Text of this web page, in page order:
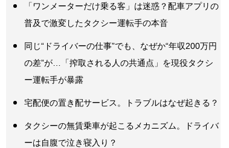
「ワンメーターだけ乗る客」は迷惑？配車アプリの
普及で激変したタクシー運転手の本音
同じ“ドライバーの仕事”でも、なぜか“年収200万円
の差”が…「搾取される人の共通点」を現役タクシ
ー運転手が暴露
宅配便の置き配サービス。トラブルはなぜ起きる？
タクシーの無賃乗車が起こるメカニズム。ドライバ
ーは自腹で泣き寝入り？